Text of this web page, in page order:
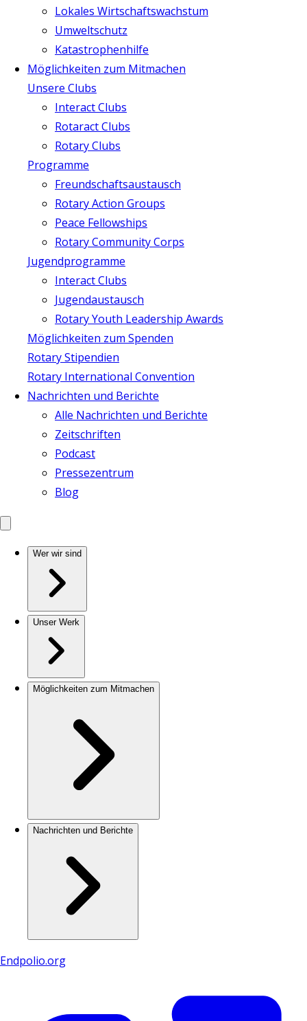
Lokales Wirtschaftswachstum
Umweltschutz
Katastrophenhilfe
Möglichkeiten zum Mitmachen
Unsere Clubs
Interact Clubs
Rotaract Clubs
Rotary Clubs
Programme
Freundschaftsaustausch
Rotary Action Groups
Peace Fellowships
Rotary Community Corps
Jugendprogramme
Interact Clubs
Jugendaustausch
Rotary Youth Leadership Awards
Möglichkeiten zum Spenden
Rotary Stipendien
Rotary International Convention
Nachrichten und Berichte
Alle Nachrichten und Berichte
Zeitschriften
Podcast
Pressezentrum
Blog
Wer wir sind
Unser Werk
Möglichkeiten zum Mitmachen
Nachrichten und Berichte
Endpolio.org